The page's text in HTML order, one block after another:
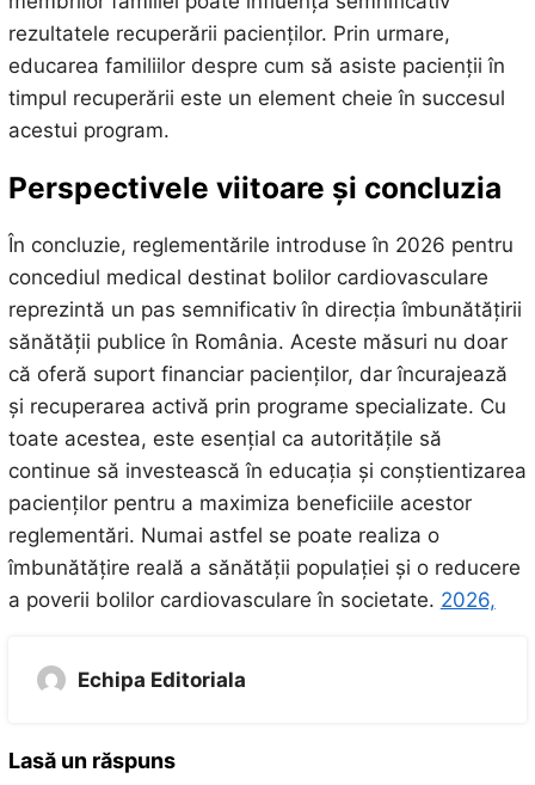
rezultatele recuperării pacienților. Prin urmare,
educarea familiilor despre cum să asiste pacienții în
timpul recuperării este un element cheie în succesul
acestui program.
Perspectivele viitoare și concluzia
În concluzie, reglementările introduse în 2026 pentru
concediul medical destinat bolilor cardiovasculare
reprezintă un pas semnificativ în direcția îmbunătățirii
sănătății publice în România. Aceste măsuri nu doar
că oferă suport financiar pacienților, dar încurajează
și recuperarea activă prin programe specializate. Cu
toate acestea, este esențial ca autoritățile să
continue să investească în educația și conștientizarea
pacienților pentru a maximiza beneficiile acestor
reglementări. Numai astfel se poate realiza o
îmbunătățire reală a sănătății populației și o reducere
a poverii bolilor cardiovasculare în societate. 2026,
Echipa Editoriala
Lasă un răspuns